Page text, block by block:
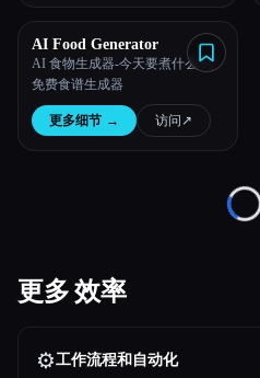
AI Food Generator
AI 食物生成器-今天要煮什么？|
免费食谱生成器
更多细节 → 访问 ↗︎
更多 效率
⚙️工作流程和自动化